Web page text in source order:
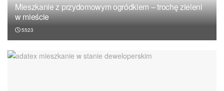
Mieszkanie z przydomowym ogródkiem – trochę zieleni
w mieście
5523